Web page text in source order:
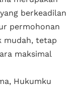
berkeadilan
permohonan
mudah, tetap
maksimal
Hukumku